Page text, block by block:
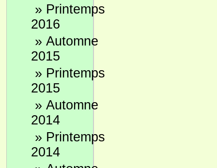
» Printemps
2016
» Automne
2015
» Printemps
2015
» Automne
2014
» Printemps
2014